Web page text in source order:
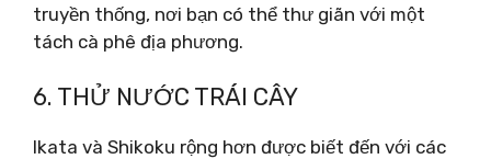
truyền thống, nơi bạn có thể thư giãn với một
tách cà phê địa phương.
6. THỬ NƯỚC TRÁI CÂY
Ikata và Shikoku rộng hơn được biết đến với các